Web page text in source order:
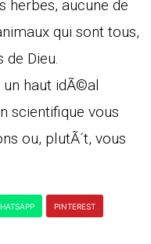
herbes, aucune de
qui sont tous,
Dieu.
haut idÃ©al
scientifique vous
ou, plutÃ´t, vous
PINTEREST